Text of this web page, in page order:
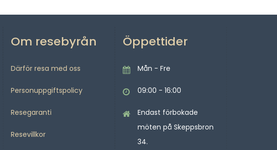
Om resebyrån
Därför resa med oss
Personuppgiftspolicy
Resegaranti
Resevillkor
Öppettider
Mån - Fre
09:00 - 16:00
Endast förbokade
möten på Skeppsbron
34.